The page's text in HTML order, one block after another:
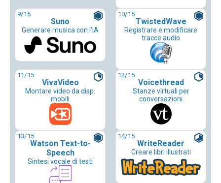
9/15
Suno
Generare musica con l'IA
10/15
TwistedWave
Registrare e modificare
tracce audio
11/15
VivaVideo
Montare video da disp.
mobili
12/15
Voicethread
Stanze virtuali per
conversazioni
13/15
Watson Text-to-
Speech
Sintesi vocale di testi
14/15
WriteReader
Creare libri illustrati